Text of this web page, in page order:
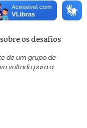
os desafios
de um grupo de
voltado para a